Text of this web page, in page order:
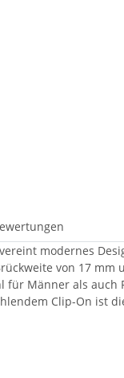
modernes
von 17
Männer als
Clip-On ist